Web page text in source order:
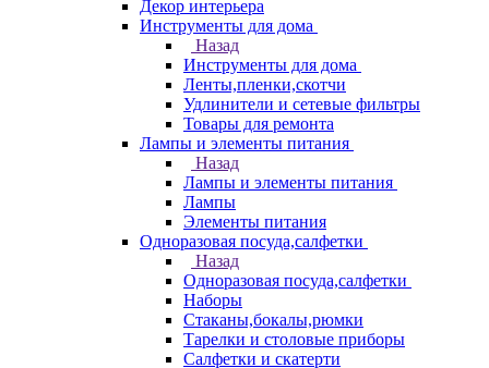
Декор интерьера
Инструменты для дома
Назад
Инструменты для дома
Ленты,пленки,скотчи
Удлинители и сетевые фильтры
Товары для ремонта
Лампы и элементы питания
Назад
Лампы и элементы питания
Лампы
Элементы питания
Одноразовая посуда,салфетки
Назад
Одноразовая посуда,салфетки
Наборы
Стаканы,бокалы,рюмки
Тарелки и столовые приборы
Салфетки и скатерти